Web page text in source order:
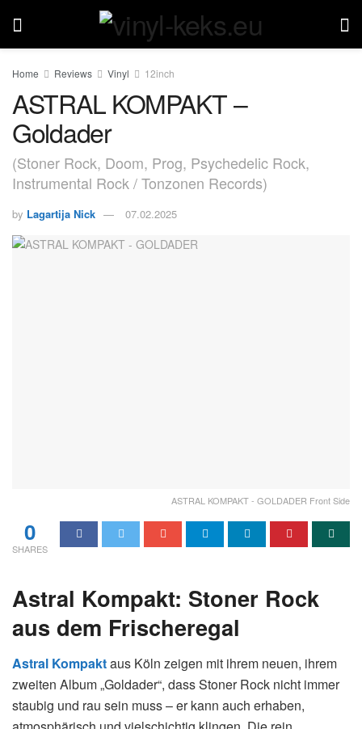
Home Reviews Vinyl 12inch
ASTRAL KOMPAKT –
Goldader
(Stoner Rock, Doom, Prog, Psychedelic Rock,
Instrumental Rock / Tonzonen Records)
by Lagartija Nick 07.02.2025
ASTRAL KOMPAKT - GOLDADER Front Side
0
SHARES
Astral Kompakt: Stoner Rock
aus dem Frischeregal
Astral Kompaktaus Köln zeigen mit ihrem neuen, ihrem
zweiten Album „Goldader“, dass Stoner Rock nicht immer
staubig und rau sein muss – er kann auch erhaben,